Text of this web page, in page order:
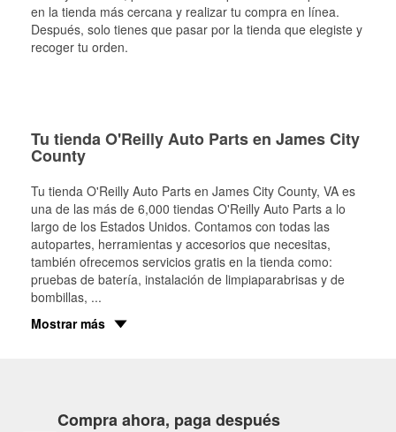
en la tienda más cercana y realizar tu compra en línea.
Después, solo tienes que pasar por la tienda que elegiste y
recoger tu orden.
Tu tienda O'Reilly Auto Parts en James City
County
Tu tienda O'Reilly Auto Parts en James City County, VA es
una de las más de 6,000 tiendas O'Reilly Auto Parts a lo
largo de los Estados Unidos. Contamos con todas las
autopartes, herramientas y accesorios que necesitas,
también ofrecemos servicios gratis en la tienda como:
pruebas de batería, instalación de limpiaparabrisas y de
bombillas, ...
Mostrar más
Compra ahora, paga después